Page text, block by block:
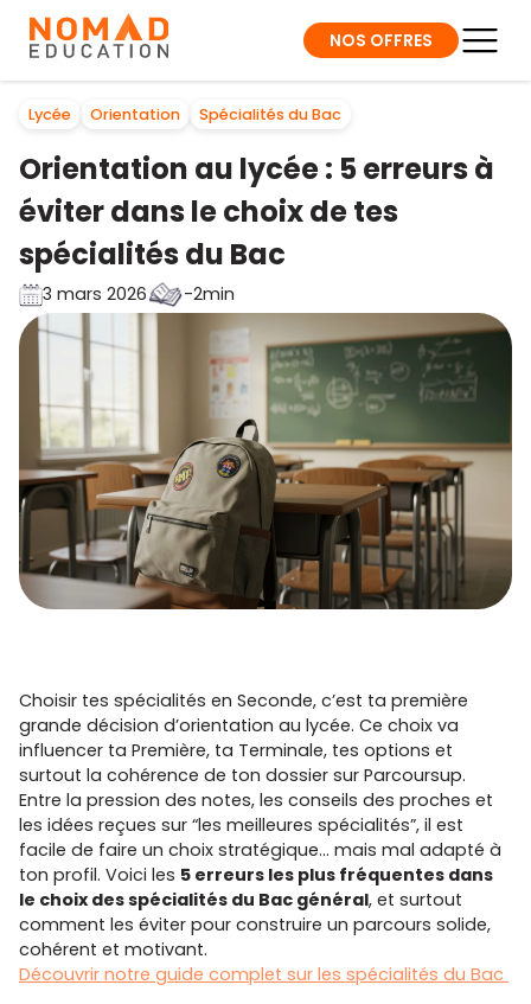
NOS OFFRES
Lycée Orientation Spécialités du Bac
Orientation au lycée : 5 erreurs à
éviter dans le choix de tes
spécialités du Bac
3 mars 2026 -2min
Choisir tes spécialités en Seconde, c’est ta première
grande décision d’orientation au lycée. Ce choix va
influencer ta Première, ta Terminale, tes options et
surtout la cohérence de ton dossier sur Parcoursup.
Entre la pression des notes, les conseils des proches et
les idées reçues sur “les meilleures spécialités”, il est
facile de faire un choix stratégique… mais mal adapté à
ton profil. Voici les 5 erreurs les plus fréquentes dans
le choix des spécialités du Bac général, et surtout
comment les éviter pour construire un parcours solide,
cohérent et motivant.
Découvrir notre guide complet sur les spécialités du Bac